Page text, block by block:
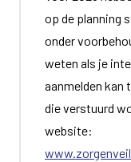
op de planning
onder
weten als je
aanmelden kan
die verstuurd
website: